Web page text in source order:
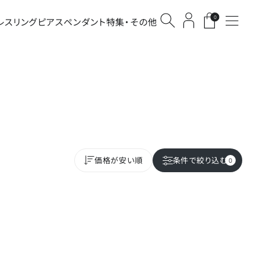
スリングピアスペンダント特集・その他 0
価格が安い順 条件で絞り込む0